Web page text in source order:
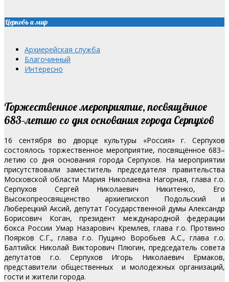
Церковь и мир
Архиерейская служба
Благочинный
Интересно
Торжественное мероприятие, посвящённое
683–летию со дня основания города Серпухов
16 сентября во дворце культуры «Россия» г. Серпухов
состоялось торжественное мероприятие, посвящённое 683–
летию со дня основания города Серпухов. На мероприятии
присутствовали заместитель председателя правительства
Московской области Мария Николаевна Нагорная, глава г.о.
Серпухов Сергей Николаевич Никитенко, Его
Высокопреосвященство архиепископ Подольский и
Люберецкий Аксий, депутат Государственной думы Александр
Борисович Коган, президент международной федерации
бокса России Умар Назарович Кремлев, глава г.о. Протвино
Поярков С.Г., глава г.о. Пущино Воробьев А.С., глава г.о.
Балтийск Николай Викторович Плюгин, председатель совета
депутатов г.о. Серпухов Игорь Николаевич Ермаков,
представители общественных и молодежных организаций,
гости и жители города.